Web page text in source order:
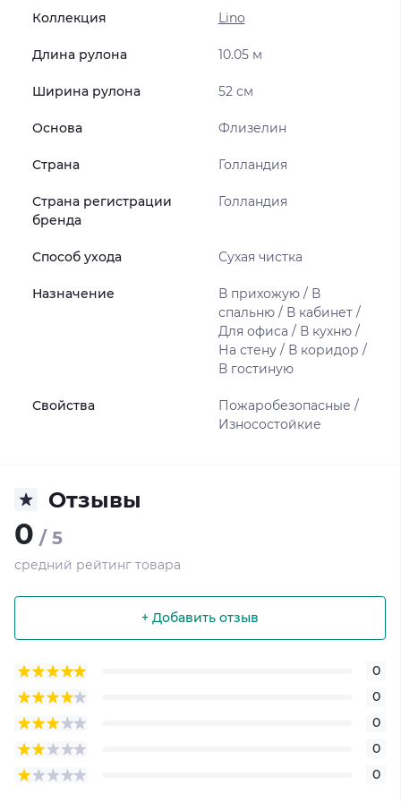
Коллекция Lino
Длина рулона 10.05 м
Ширина рулона 52 см
Основа Флизелин
Страна Голландия
Страна регистрации
бренда
Голландия
Способ ухода Сухая чистка
Назначение
В прихожую / В
спальню / В кабинет /
Для офиса / В кухню /
На стену / В коридор /
В гостиную
Свойства
Пожаробезопасные /
Износостойкие
Отзывы
0 / 5
средний рейтинг товара
+ Добавить отзыв
0
0
0
0
0